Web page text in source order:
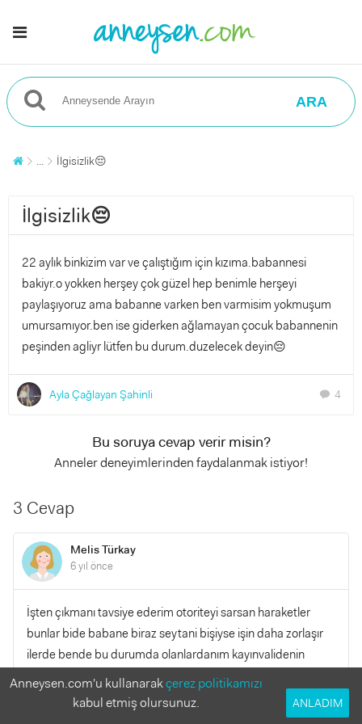
ARA
... İlgisizlik😔
İlgisizlik😔
22 aylık binkizim var ve çalıştığım için kızıma.babannesi
bakiyr.o yokken herşey çok güzel hep benimle herşeyi
paylaşıyoruz ama babanne varken ben varmisim yokmuşum
umursamıyor.ben ise giderken ağlamayan çocuk babannenin
peşinden agliyr lütfen bu durum.duzelecek deyin😔
Ayla Çağlayan Şahinli chat 4
Bu soruya cevap verir misin?
Anneler deneyimlerinden faydalanmak istiyor!
3 Cevap
Melis Türkay
6 yıl önce
İşten çıkmanı tavsiye ederim otoriteyi sarsan haraketler
bunlar bide babane biraz seytani bişiyse işin daha zorlaşır
ilerde bende bu durumda olanlardanım kayınvalidenin
üstünde yaptırım gücün YOk ise işten çıkmanı tavsiye
ederim ilerleyen dönemlerde çocuk seni hiç takmaz
Anneysen.com'u kullanarakçerez politikamızı
kabul etmiş olursunuz.
ANLADIM